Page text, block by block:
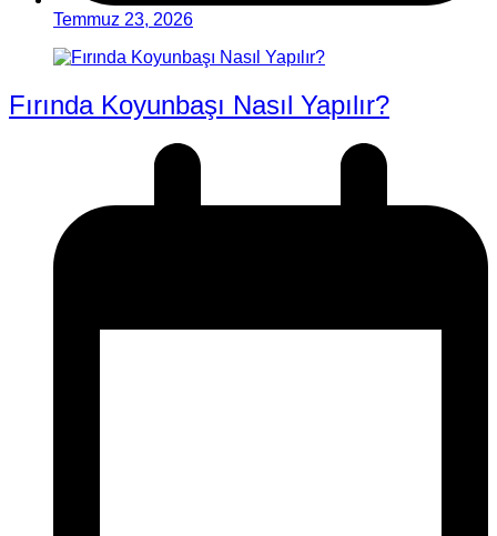
Temmuz 23, 2026
Fırında Koyunbaşı Nasıl Yapılır?